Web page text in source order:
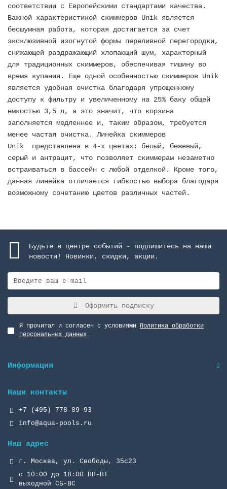
соответствии с Европейскими стандартами качества.
Важной характеристикой скиммеров Unik является
бесшумная работа, которая достигается за счет
эксклюзивной изогнутой формы переливной перегородки,
снижающей раздражающий хлопающий шум, характерный
для традиционных скиммеров, обеспечивая тишину во
время купания. Еще одной особенностью скиммеров Unik
является удобная очистка благодаря упрощенному
доступу к фильтру и увеличенному на 25% баку общей
емкостью 3,5 л, а это значит, что корзина
заполняется медленнее и, таким образом, требуется
менее частая очистка. Линейка скиммеров
Unik представлена в 4-х цветах: белый, бежевый,
серый и антрацит, что позволяет скиммерам незаметно
встраиваться в бассейн с любой отделкой. Кроме того,
данная линейка отличается гибкостью выбора благодаря
возможному сочетанию цветов различных частей.
Будьте в центре событий - подпишитесь на наши
новости! Новинки, скидки, акции.
Оформить подписку
Я прочитал и согласен с условиями Политика обработки
персональных данных
Информация
Наши контакты
+7 (495) 778-89-93
info@aqua-pools.ru
Наш адрес
г. Москва, ул. Свободы, 35с23
с 10:00 до 18:00 ПН-ПТ
выходной СБ-ВС